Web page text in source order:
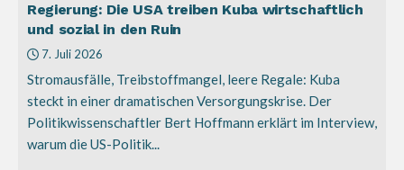
Regierung: Die USA treiben Kuba wirtschaftlich
und sozial in den Ruin
7. Juli 2026
Stromausfälle, Treibstoffmangel, leere Regale: Kuba
steckt in einer dramatischen Versorgungskrise. Der
Politikwissenschaftler Bert Hoffmann erklärt im Interview,
warum die US-Politik...